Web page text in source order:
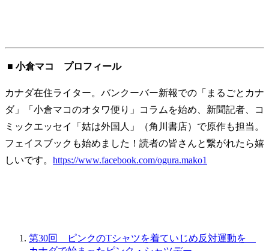
■ 小倉マコ プロフィール
カナダ在住ライター。バンクーバー新報での「まるごとカナ
ダ」「小倉マコのオタワ便り」コラムを始め、新聞記者、コ
ミックエッセイ「姑は外国人」（角川書店）で原作も担当。
フェイスブックも始めました！読者の皆さんと繋がれたら嬉
しいです。 https://www.facebook.com/ogura.mako1
第30回 ピンクのTシャツを着ていじめ反対運動を